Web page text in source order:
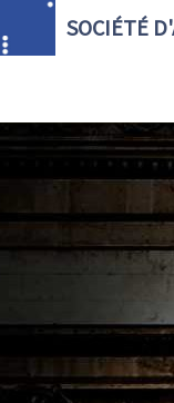
SOCIÉTÉ